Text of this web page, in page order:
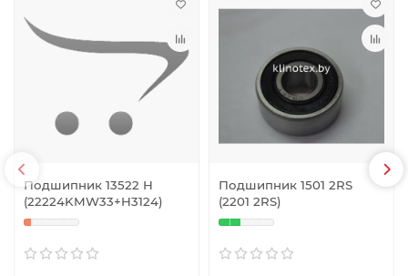
Подшипник 13522 H
(22224KMW33+H3124)
Подшипник 1501 2RS
(2201 2RS)